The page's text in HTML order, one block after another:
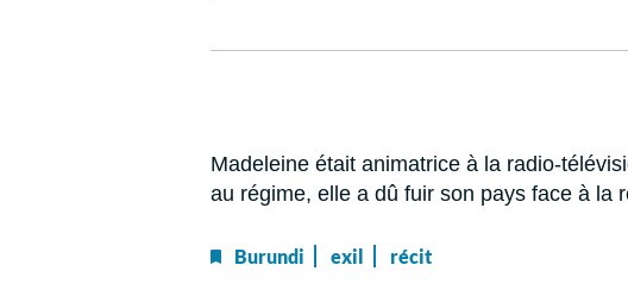
Madeleine était animatrice à la radio-
au régime, elle a dû fuir son pays face à la
Burundi exil récit